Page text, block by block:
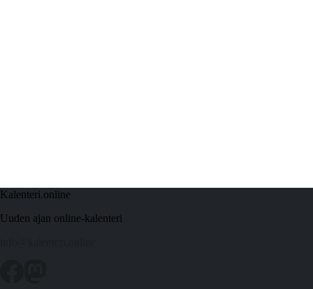
Kalenteri.online
Uuden ajan online-kalenteri